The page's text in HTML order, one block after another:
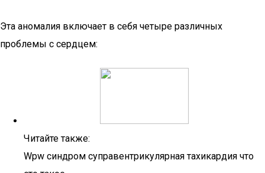
Эта аномалия включает в себя четыре различных
проблемы с сердцем:
Читайте также:
Wpw синдром суправентрикулярная тахикардия что